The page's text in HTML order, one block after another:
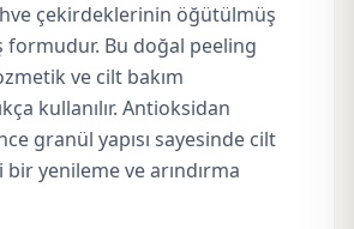
çekirdeklerinin öğütülmüş
formudur. Bu doğal peeling
ve cilt bakım
kullanılır. Antioksidan
granül yapısı sayesinde cilt
yenileme ve arındırma